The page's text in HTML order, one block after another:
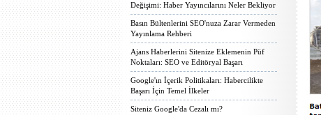
Değişimi: Haber Yayıncılarını Neler Bekliyor
Basın Bültenlerini SEO'nuza Zarar Vermeden
Yayınlama Rehberi
Ajans Haberlerini Sitenize Eklemenin Püf
Noktaları: SEO ve Editöryal Başarı
Google'ın İçerik Politikaları: Habercilikte
Başarı İçin Temel İlkeler
Siteniz Google'da Cezalı mı?